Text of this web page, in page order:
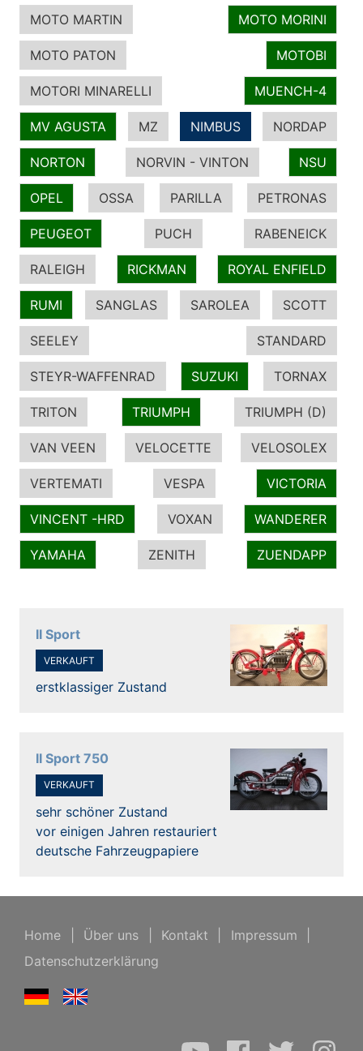
MOTO MARTIN MOTO MORINI
MOTO PATON MOTOBI
MOTORI MINARELLI MUENCH-4
MV AGUSTA MZ NIMBUS NORDAP
NORTON NORVIN - VINTON NSU
OPEL OSSA PARILLA PETRONAS
PEUGEOT PUCH RABENEICK
RALEIGH RICKMAN ROYAL ENFIELD
RUMI SANGLAS SAROLEA SCOTT
SEELEY STANDARD
STEYR-WAFFENRAD SUZUKI TORNAX
TRITON TRIUMPH TRIUMPH (D)
VAN VEEN VELOCETTE VELOSOLEX
VERTEMATI VESPA VICTORIA
VINCENT -HRD VOXAN WANDERER
YAMAHA ZENITH ZUENDAPP
II Sport
VERKAUFT
erstklassiger Zustand
II Sport 750
VERKAUFT
sehr schöner Zustand
vor einigen Jahren restauriert
deutsche Fahrzeugpapiere
Home Über uns Kontakt Impressum
Datenschutzerklärung